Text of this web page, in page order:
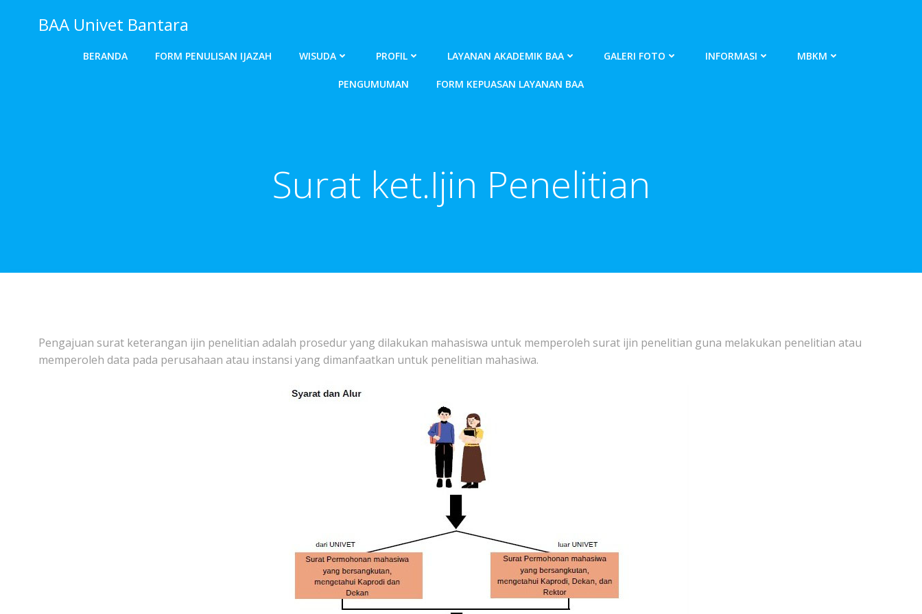
BAA Univet Bantara
BERANDA FORM PENULISAN IJAZAH WISUDA PROFIL LAYANAN AKADEMIK BAA GALERI FOTO INFORMASI MBKM
PENGUMUMAN FORM KEPUASAN LAYANAN BAA
Surat ket.Ijin Penelitian
Pengajuan surat keterangan ijin penelitian adalah prosedur yang dilakukan mahasiswa untuk memperoleh surat ijin penelitian guna melakukan penelitian atau
memperoleh data pada perusahaan atau instansi yang dimanfaatkan untuk penelitian mahasiwa.